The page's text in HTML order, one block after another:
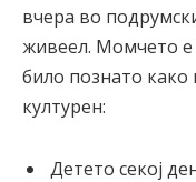
вчера во
живеел. Момчето е
било познато како
културен:
Детето секој